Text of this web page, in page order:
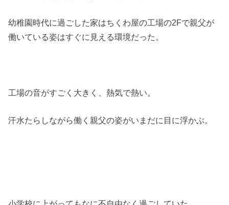
幼稚園時代に過ごした家はちくわ屋の工場の2Fで親父が
働いている姿はすぐに見える環境だった。
工場の音がすごく大きく、熱気で熱い。
汗水たらしながら働く親父の姿がいまだに目に浮かぶ。